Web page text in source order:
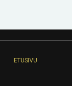
ETUSIVU